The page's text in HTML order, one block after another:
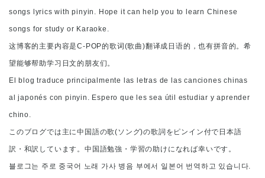
songs lyrics with pinyin. Hope it can help you to learn Chinese
songs for study or Karaoke.
这博客的主要内容是C-POP的歌词(歌曲)翻译成日语的，也有拼音的。希
望能够帮助学习日文的朋友们。
El blog traduce principalmente las letras de las canciones chinas
al japonés con pinyin. Espero que les sea útil estudiar y aprender
chino.
このブログでは主に中国語の歌(ソング)の歌詞をピンイン付で日本語
訳・和訳しています。中国語勉強・学習の助けになれば幸いです。
블로그는 주로 중국어 노래 가사 병음 부에서 일본어 번역하고 있습니다.